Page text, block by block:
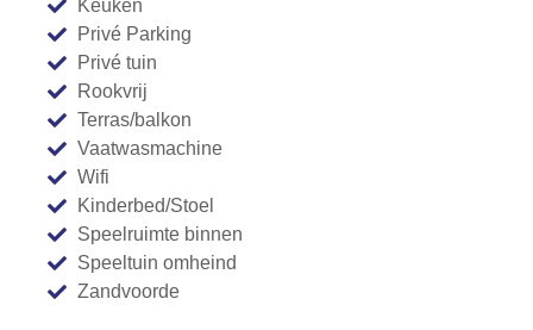
Keuken
Privé Parking
Privé tuin
Rookvrij
Terras/balkon
Vaatwasmachine
Wifi
Kinderbed/Stoel
Speelruimte binnen
Speeltuin omheind
Zandvoorde